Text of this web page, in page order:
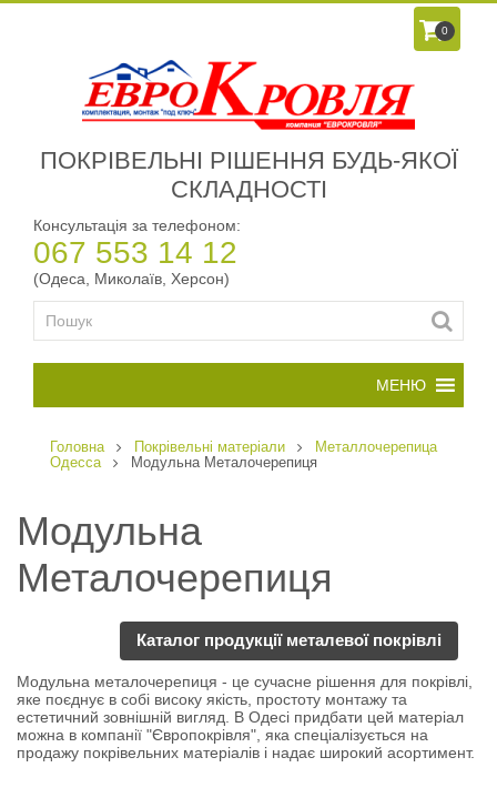
0
ПОКРІВЕЛЬНІ РІШЕННЯ БУДЬ-ЯКОЇ
СКЛАДНОСТІ
Консультація за телефоном:
067 553 14 12
(Одеса, Миколаїв, Херсон)
Головна Покрівельні матеріали
Металлочерепица
Одесса
Модульна Металочерепиця
Модульна
Металочерепиця
Каталог продукції металевої покрівлі
Модульна металочерепиця - це сучасне рішення для покрівлі,
яке поєднує в собі високу якість, простоту монтажу та
естетичний зовнішній вигляд. В Одесі придбати цей матеріал
можна в компанії "Європокрівля", яка спеціалізується на
продажу покрівельних матеріалів і надає широкий асортимент.